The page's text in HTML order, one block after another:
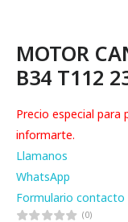
MOTOR
B34 T112
Precio especial para
informarte.
Llamanos
WhatsApp
Formulario contacto
(0)